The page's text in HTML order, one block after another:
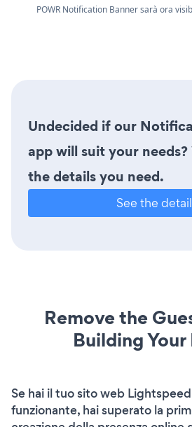
POWR Notification Banner sarà ora
Undecided if our
app will suit your needs?
the details you need.
See the
Remove the
Building Your
Se hai il tuo sito web
funzionante, hai superato la